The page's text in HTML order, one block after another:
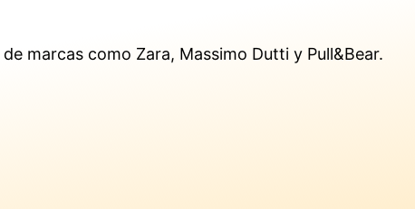
marcas como Zara, Massimo Dutti y Pull&Bear.